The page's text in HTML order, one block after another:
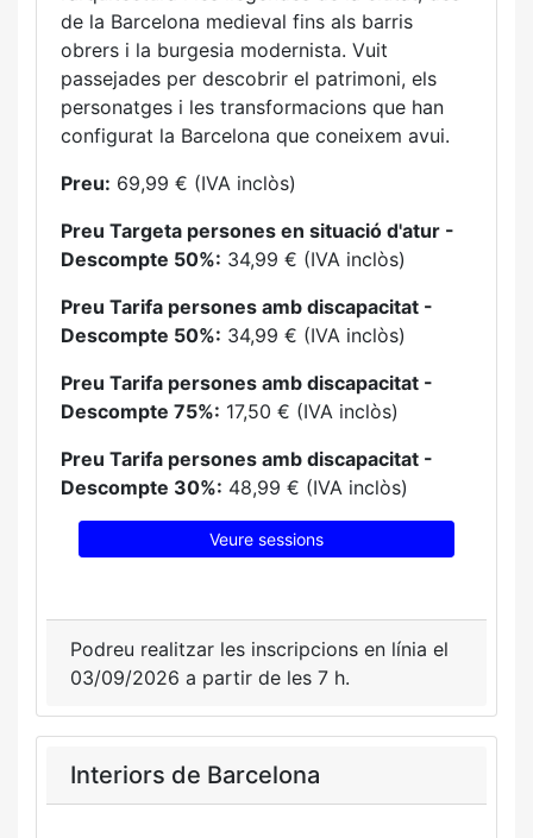
de la Barcelona medieval fins als barris
obrers i la burgesia modernista. Vuit
passejades per descobrir el patrimoni, els
personatges i les transformacions que han
configurat la Barcelona que coneixem avui.
Preu: 69,99 € (IVA inclòs)
Preu Targeta persones en situació d'atur -
Descompte 50%: 34,99 € (IVA inclòs)
Preu Tarifa persones amb discapacitat -
Descompte 50%: 34,99 € (IVA inclòs)
Preu Tarifa persones amb discapacitat -
Descompte 75%: 17,50 € (IVA inclòs)
Preu Tarifa persones amb discapacitat -
Descompte 30%: 48,99 € (IVA inclòs)
Veure sessions
Podreu realitzar les inscripcions en línia el
03/09/2026 a partir de les 7 h.
Interiors de Barcelona